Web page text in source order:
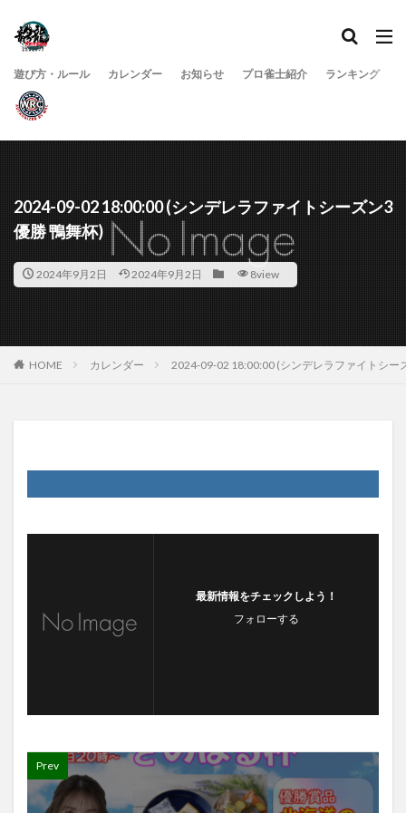
遊び方・ルール カレンダー お知らせ プロ雀士紹介 ランキング
2024-09-02 18:00:00 (シンデレラファイトシーズン3
優勝 鴨舞杯)
2024年9月2日 2024年9月2日 8view
HOME カレンダー 2024-09-02 18:00:00 (シンデレラファイトシー
最新情報をチェックしよう！
フォローする
Prev